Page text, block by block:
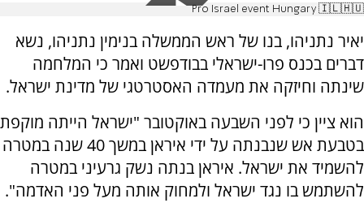
Pro Israel event Hungary 🇮🇱🇭🇺
יאיר נתניהו, בנו של ראש הממשלה בנימין נתניהו, נשא
דברים בכנס פרו-ישראלי בבודפשט ואמר כי המלחמה
שינתה וחיזקה את מעמדה האסטרטגי של מדינת ישראל.
הוא ציין כי לפני השבעה באוקטובר "ישראל הייתה מוקפת
בטבעת אש שנבנתה על ידי איראן במשך 40 שנה במטרה
להשמיד את ישראל. איראן בנתה נשק גרעיני במטרה
להשתמש בו נגד ישראל ולמחוק אותה מעל פני האדמה".